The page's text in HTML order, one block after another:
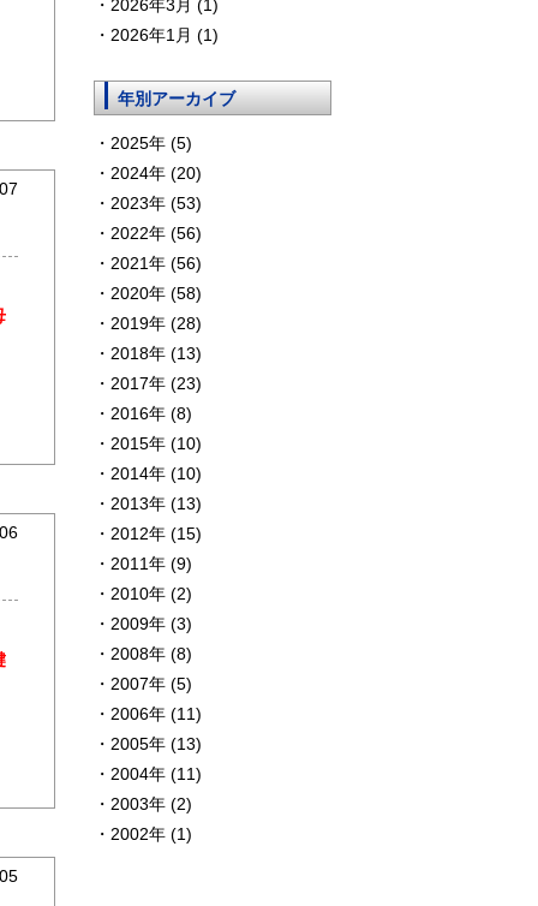
2026年3月 (1)
2026年1月 (1)
年別アーカイブ
2025年 (5)
2024年 (20)
2023年 (53)
2022年 (56)
2021年 (56)
2020年 (58)
2019年 (28)
2018年 (13)
2017年 (23)
2016年 (8)
2015年 (10)
2014年 (10)
2013年 (13)
2012年 (15)
2011年 (9)
2010年 (2)
2009年 (3)
2008年 (8)
2007年 (5)
2006年 (11)
2005年 (13)
2004年 (11)
2003年 (2)
2002年 (1)